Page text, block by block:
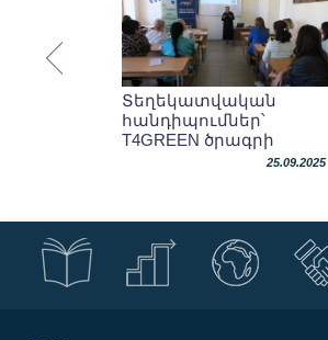
Տեղեկատվական
հանդիպումներ՝
T4GREEN ծրագրի
25.09.2025